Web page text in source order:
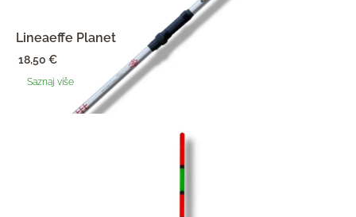
Lineaeffe Planet
18,50€
Saznaj više